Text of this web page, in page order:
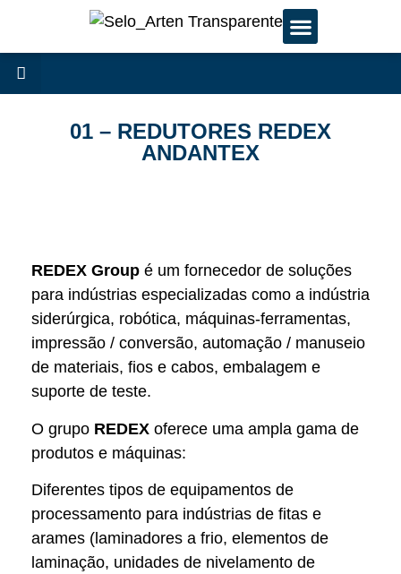
01 – REDUTORES REDEX
ANDANTEX
REDEX Group é um fornecedor de soluções
para indústrias especializadas como a indústria
siderúrgica, robótica, máquinas-ferramentas,
impressão / conversão, automação / manuseio
de materiais, fios e cabos, embalagem e
suporte de teste.
O grupo REDEX oferece uma ampla gama de
produtos e máquinas:
Diferentes tipos de equipamentos de
processamento para indústrias de fitas e
arames (laminadores a frio, elementos de
laminação, unidades de nivelamento de